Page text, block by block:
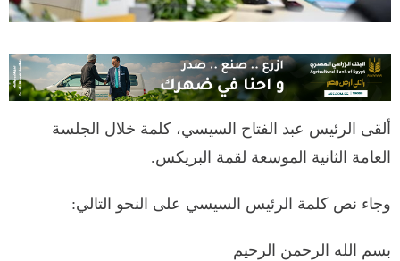
ألقى الرئيس عبد الفتاح السيسي، كلمة خلال الجلسة
العامة الثانية الموسعة لقمة البريكس.
وجاء نص كلمة الرئيس السيسي على النحو التالي:
بسم الله الرحمن الرحيم